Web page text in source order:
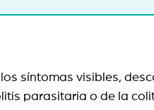
síntomas visibles,
parasitaria o de la